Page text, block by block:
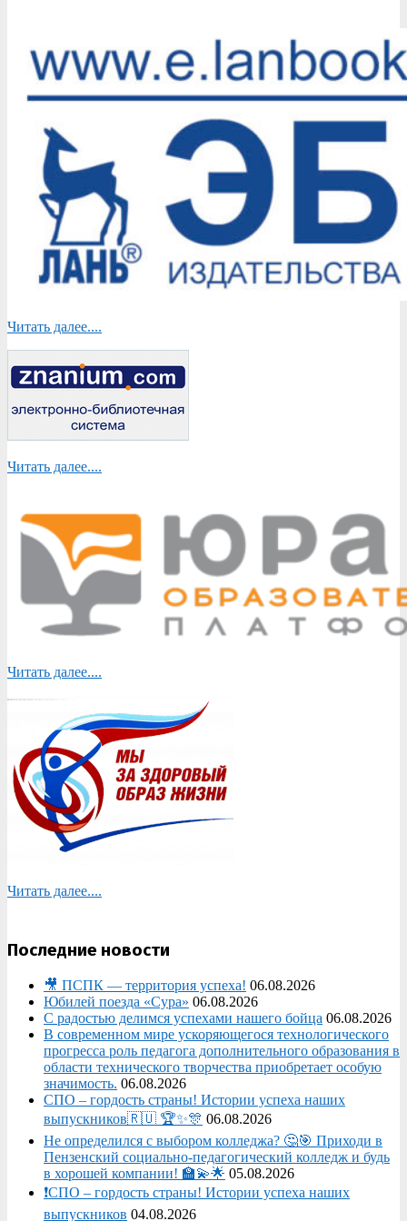
Читать далее....
Читать далее....
Читать далее....
Читать далее....
Последние новости
🎥 ПСПК — территория успеха! 06.08.2026
Юбилей поезда «Сура» 06.08.2026
С радостью делимся успехами нашего бойца 06.08.2026
В современном мире ускоряющегося технологического
прогресса роль педагога дополнительного образования в
области технического творчества приобретает особую
значимость. 06.08.2026
СПО – гордость страны! Истории успеха наших
выпускников🇷🇺 🏆✨🎊 06.08.2026
Не определился с выбором колледжа? 🤔🎯 Приходи в
Пензенский социально-педагогический колледж и будь
в хорошей компании! 🏫💫🌟 05.08.2026
❗СПО – гордость страны! Истории успеха наших
выпускников 04.08.2026